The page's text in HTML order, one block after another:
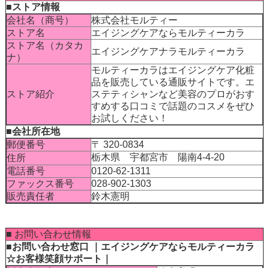
■ストア情報
会社名（商号）
株式会社モルティー
ストア名
エイジングケアならモルティーカラ
ストア名（カタカ
ナ）
エイジングケアナラモルティーカラ
ストア紹介
モルティーカラはエイジングケア化粧
品を販売している通販サイトです。エ
ステティシャンなど美容のプロがおす
すめする口コミで話題のコスメをぜひ
お試しください！
■会社所在地
郵便番号
〒 320-0834
住所
栃木県 宇都宮市 陽南4-4-20
電話番号
0120-62-1311
ファックス番号
028-902-1303
販売責任者
鈴木憲明
■ お問い合わせ情報
■お問い合わせ窓口 ｜エイジングケアならモルティーカラ
☆お客様笑顔サポート｜